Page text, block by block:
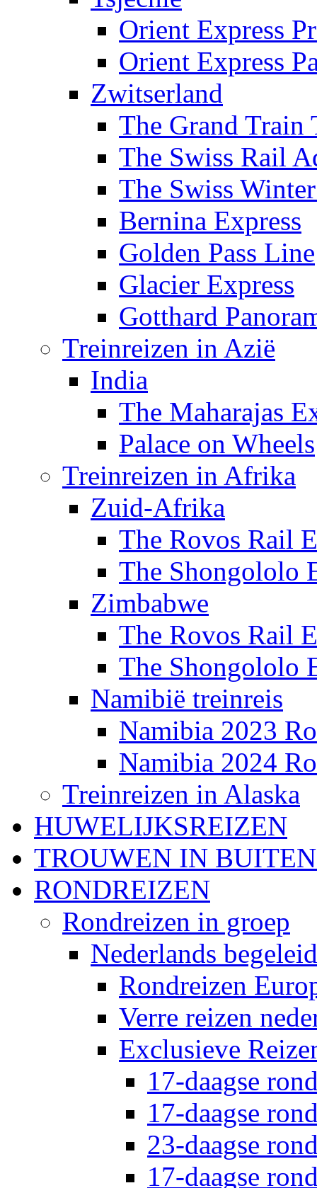
Orient Express
Orient Express
Zwitserland
The Grand Train
The Swiss Rail
The Swiss
Bernina Express
Golden Pass Line
Glacier Express
Gotthard
Treinreizen in Azië
India
The Maharajas
Palace on Wheels
Treinreizen in Afrika
Zuid-Afrika
The Rovos Rail
The Shongololo
Zimbabwe
The Rovos Rail
The Shongololo
Namibië treinreis
Namibia 2023
Namibia 2024
Treinreizen in Alaska
HUWELIJKSREIZEN
TROUWEN IN
RONDREIZEN
Rondreizen in groep
Nederlands begeleid
Rondreizen
Verre reizen
Exclusieve
17-daagse
17-daagse
23-daagse
17-daagse